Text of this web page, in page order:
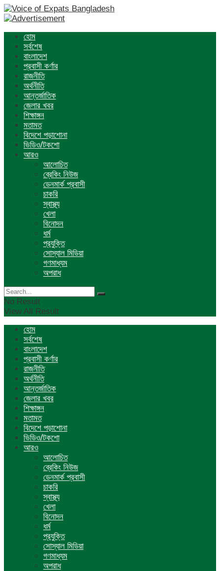
হোম
সর্বশেষ
বাংলাদেশ
প্রবাসী কর্ণার
রাজনীতি
অর্থনীতি
আন্তর্জাতিক
জেলার খবর
শিক্ষাঙ্গন
মতামত
বিদেশে পড়াশোনা
ভিডিও/টকশো
আরও
আলোচিত
ব্রেকিং নিউজ
ডেনমার্ক প্রবাসী
চাকরি
স্বাস্থ্য
খেলা
বিনোদন
ধর্ম
প্রযুক্তি
সোস্যাল মিডিয়া
গণমাধ্যম
অপরাধ
No Result
View All Result
হোম
সর্বশেষ
বাংলাদেশ
প্রবাসী কর্ণার
রাজনীতি
অর্থনীতি
আন্তর্জাতিক
জেলার খবর
শিক্ষাঙ্গন
মতামত
বিদেশে পড়াশোনা
ভিডিও/টকশো
আরও
আলোচিত
ব্রেকিং নিউজ
ডেনমার্ক প্রবাসী
চাকরি
স্বাস্থ্য
খেলা
বিনোদন
ধর্ম
প্রযুক্তি
সোস্যাল মিডিয়া
গণমাধ্যম
অপরাধ